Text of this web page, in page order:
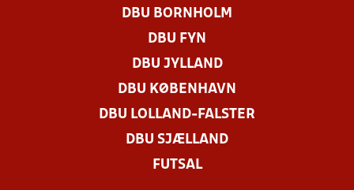
DBU BORNHOLM
DBU FYN
DBU JYLLAND
DBU KØBENHAVN
DBU LOLLAND-FALSTER
DBU SJÆLLAND
FUTSAL